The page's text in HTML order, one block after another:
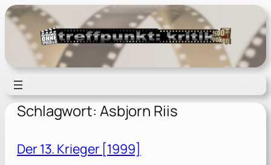
Zum
Inhalt
springen
Schlagwort: Asbjorn Riis
Der 13. Krieger [1999]